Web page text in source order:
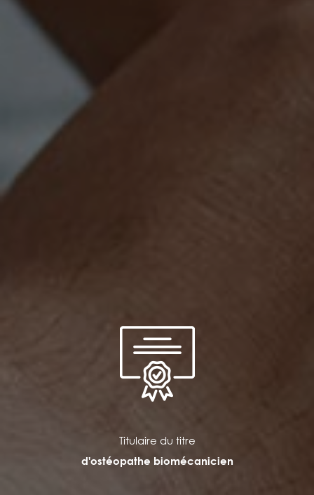
Titulaire du titre
d'ostéopathe biomécanicien